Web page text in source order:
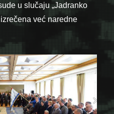
u slučaju „Jadranko
već naredne